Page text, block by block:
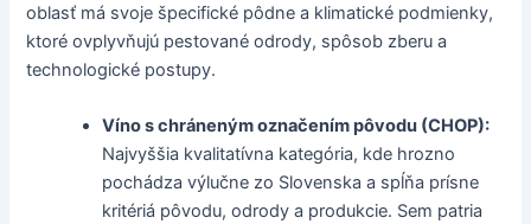
oblasť má svoje špecifické pôdne a klimatické podmienky,
ktoré ovplyvňujú pestované odrody, spôsob zberu a
technologické postupy.
Víno s chráneným označením pôvodu (CHOP):
Najvyššia kvalitatívna kategória, kde hrozno
pochádza výlučne zo Slovenska a spĺňa prísne
kritériá pôvodu, odrody a produkcie. Sem patria